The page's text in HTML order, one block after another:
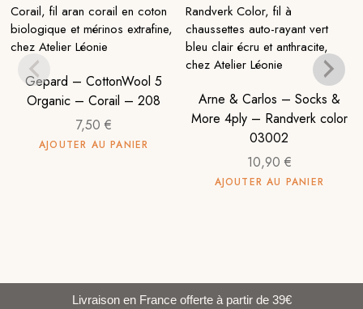
Gepard – CottonWool 5
Organic – Corail – 208
7,50 €
AJOUTER AU PANIER
Arne & Carlos – Socks &
More 4ply – Randverk color
03002
10,90 €
AJOUTER AU PANIER
Livraison en France offerte à partir de 39€